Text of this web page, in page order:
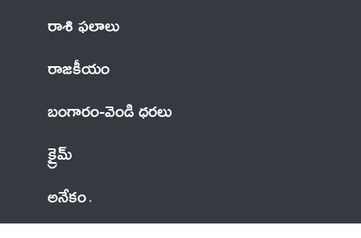
రాశి ఫలాలు
రాజకీయం
బంగారం-వెండి ధరలు
క్రైమ్
అనేకం